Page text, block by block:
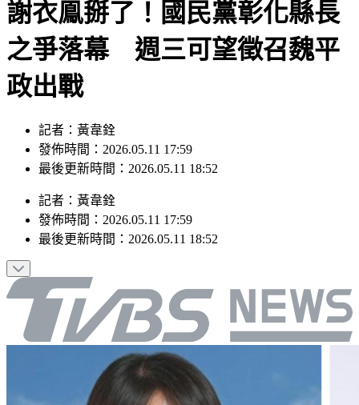
謝衣鳯掰了！國民黨彰化縣長
之爭落幕 週三可望徵召魏平
政出戰
記者：黃韋銓
發佈時間：2026.05.11 17:59
最後更新時間：2026.05.11 18:52
記者 ： 黃韋銓
發佈時間： 2026.05.11 17:59
最後更新時間： 2026.05.11 18:52